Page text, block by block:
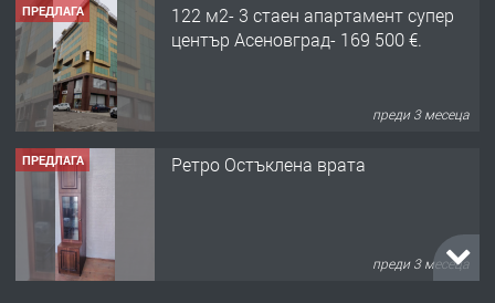
ПРЕДЛАГА
122 м2- 3 стаен апартамент супер
център Асеновград- 169 500 €.
преди 3 месеца
ПРЕДЛАГА Ретро Остъклена врата
преди 3 месеца